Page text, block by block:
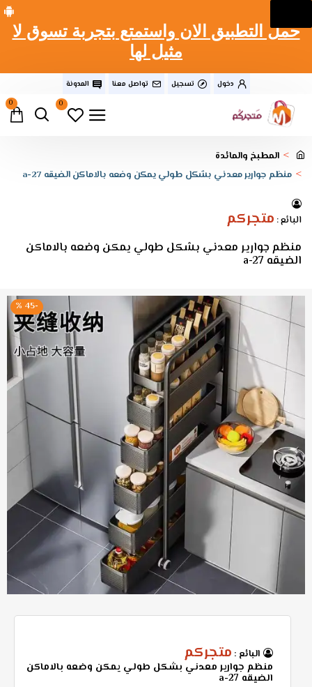
حمل التطبيق الان واستمتع بتجربة تسوق لا
مثيل لها
دخول تسجيل تواصل معنا
المدونة
0
0
المطبخ والمائدة
منظم جوارير معدني بشكل طولي يمكن وضعه بالاماكن الضيقه a-27
البائع : متجركم
منظم جوارير معدني بشكل طولي يمكن وضعه بالاماكن
الضيقه a-27
-45 %
البائع : متجركم
منظم جوارير معدني بشكل طولي يمكن وضعه بالاماكن
الضيقه a-27